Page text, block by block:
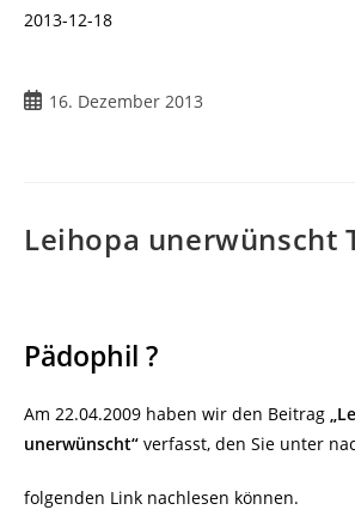
2013-12-18
16. Dezember 2013
Leihopa unerwünscht
Pädophil ?
Am 22.04.2009 haben wir den Beitrag
unerwünscht“ verfasst, den Sie unter
folgenden Link nachlesen können.